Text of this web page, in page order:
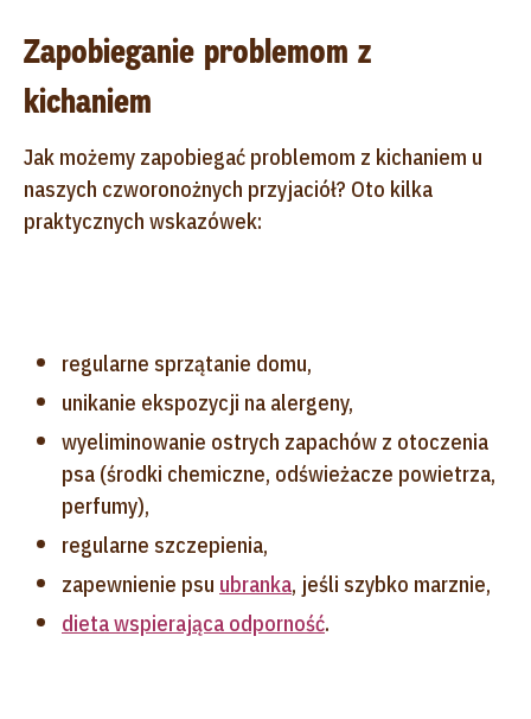
Zapobieganie problemom z
kichaniem
Jak możemy zapobiegać problemom z kichaniem u
naszych czworonożnych przyjaciół? Oto kilka
praktycznych wskazówek:
regularne sprzątanie domu,
unikanie ekspozycji na alergeny,
wyeliminowanie ostrych zapachów z otoczenia
psa (środki chemiczne, odświeżacze powietrza,
perfumy),
regularne szczepienia,
zapewnienie psu ubranka, jeśli szybko marznie,
dieta wspierająca odporność.